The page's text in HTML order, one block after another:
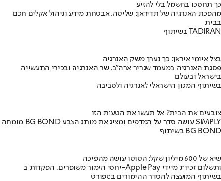
כך תחסכו בחשמל בלי להזיע
מהפכת האנרגיה של תדיראן: שליטה, אבטחת מידע וניהול אקלים חכם
בבית
בשיתוף TADIRAN
בצל איומי איראן: כך נערך משק האנרגיה
פסגת האנרגיה במעמד שגריר ארה"ב, שר האנרגיה ובכירי התעשייה
בישראל ובעולם
בשיתוף המכון הישראלי לאנרגיה ולסביבה
צובעים את הבית? אל תעשו את הטעות הזו
מומחה BG BOND עושה סדר על המדפים ומציג את מותג הצבע SIMPLY
בשיתוף BG BOND
שיא של 600 מיליון שקל: הטוטו עושה מהפיכה
יחסי הימור משופרים, הפקדות ב-Apple Pay ותשלום זכיות מיידי
בשיתוף המועצה להסדר ההימורים בספורט